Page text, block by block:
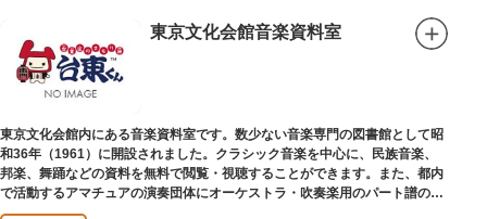
東京文化会館音楽資料室
東京文化会館内にある音楽資料室です。数少ない音楽専門の図書館として昭
和36年（1961）に開設されました。クラシック音楽を中心に、民族音楽、
邦楽、舞踊などの資料を無料で閲覧・視聴することができます。また、都内
で活動するアマチュアの演奏団体にオーケストラ・吹奏楽用のパート譜の館
外貸出も行っています。